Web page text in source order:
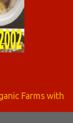
Farms with